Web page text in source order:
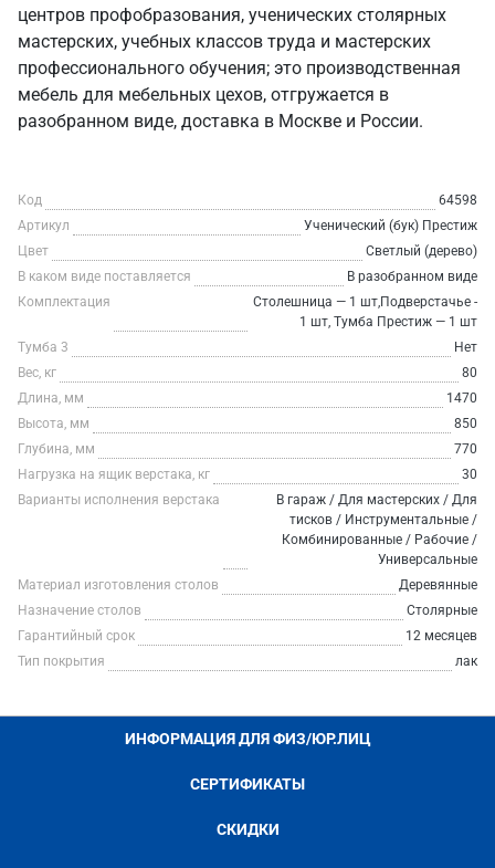
центров профобразования, ученических столярных
мастерских, учебных классов труда и мастерских
профессионального обучения; это производственная
мебель для мебельных цехов, отгружается в
разобранном виде, доставка в Москве и России.
Код
64598
Артикул
Ученический (бук) Престиж
Цвет
Светлый (дерево)
В каком виде поставляется
В разобранном виде
Комплектация
Столешница — 1 шт,Подверстачье -
1 шт, Тумба Престиж — 1 шт
Тумба 3
Нет
Вес, кг
80
Длина, мм
1470
Высота, мм
850
Глубина, мм
770
Нагрузка на ящик верстака, кг
30
Варианты исполнения верстака
В гараж / Для мастерских / Для
тисков / Инструментальные /
Комбинированные / Рабочие /
Универсальные
Материал изготовления столов
Деревянные
Назначение столов
Столярные
Гарантийный срок
12 месяцев
Тип покрытия
лак
ИНФОРМАЦИЯ ДЛЯ ФИЗ/ЮР.ЛИЦ
СЕРТИФИКАТЫ
СКИДКИ